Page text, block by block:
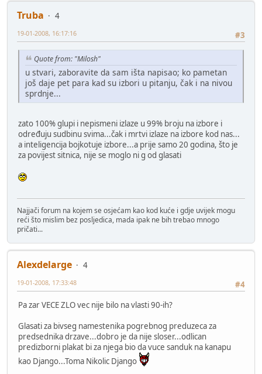
Truba
4
#3
19-01-2008, 16:17:16
Quote from: "Milosh"
u stvari, zaboravite da sam išta napisao; ko pametan
još daje pet para kad su izbori u pitanju, čak i na nivou
sprdnje...
zato 100% glupi i nepismeni izlaze u 99% broju na izbore i
određuju sudbinu svima...čak i mrtvi izlaze na izbore kod nas...
a inteligencija bojkotuje izbore...a prije samo 20 godina, što je
za povijest sitnica, nije se moglo ni g od glasati
Najjači forum na kojem se osjećam kao kod kuće i gdje uvijek mogu
reći što mislim bez posljedica, mada ipak ne bih trebao mnogo
pričati...
Alexdelarge
4
#4
19-01-2008, 17:33:48
Pa zar VECE ZLO vec nije bilo na vlasti 90-ih?
Glasati za bivseg namestenika pogrebnog preduzeca za
predsednika drzave...dobro je da nije sloser...odlican
predizborni plakat bi za njega bio da vuce sanduk na kanapu
kao Django...Toma Nikolic Django